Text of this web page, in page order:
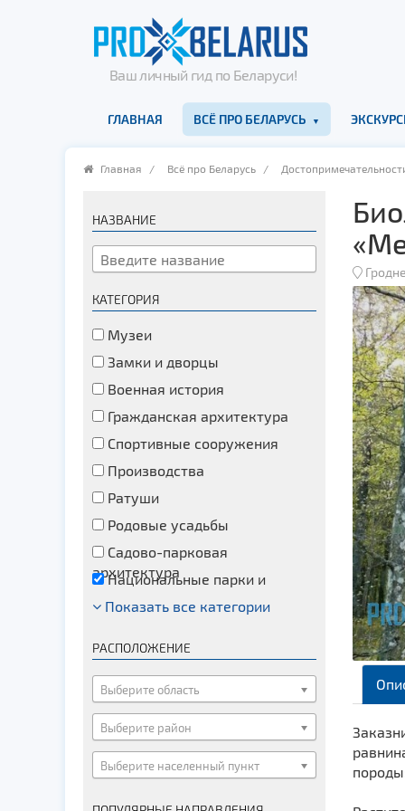
Ваш личный гид по Беларуси!
ГЛАВНАЯ ВСЁ ПРО БЕЛАРУСЬ
Главная / Всё про Беларусь /
НАЗВАНИЕ
КАТЕГОРИЯ
Музеи
Замки и дворцы
Военная история
Гражданская архитектура
Спортивные сооружения
Производства
Ратуши
Родовые усадьбы
Садово-парковая
архитектура
Национальные парки и
заказники
Озера и водоемы
Памятники археологии
Памятники геодезии
Памятники природы
Памятники известным людям
Церкви
Показать все категории
РАСПОЛОЖЕНИЕ
Выберите область
Выберите район
Выберите населенный пункт